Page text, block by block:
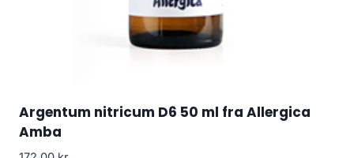
Argentum nitricum D6 50 ml fra Allergica
Amba